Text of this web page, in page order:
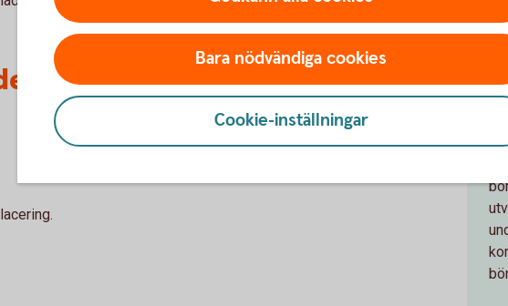
med ETF:er utan hävstång
Bara nödvändiga cookies
Cookie-inställningar